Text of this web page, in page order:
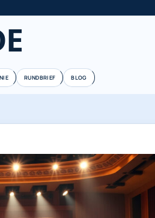
RUNDBRIEF BLOG